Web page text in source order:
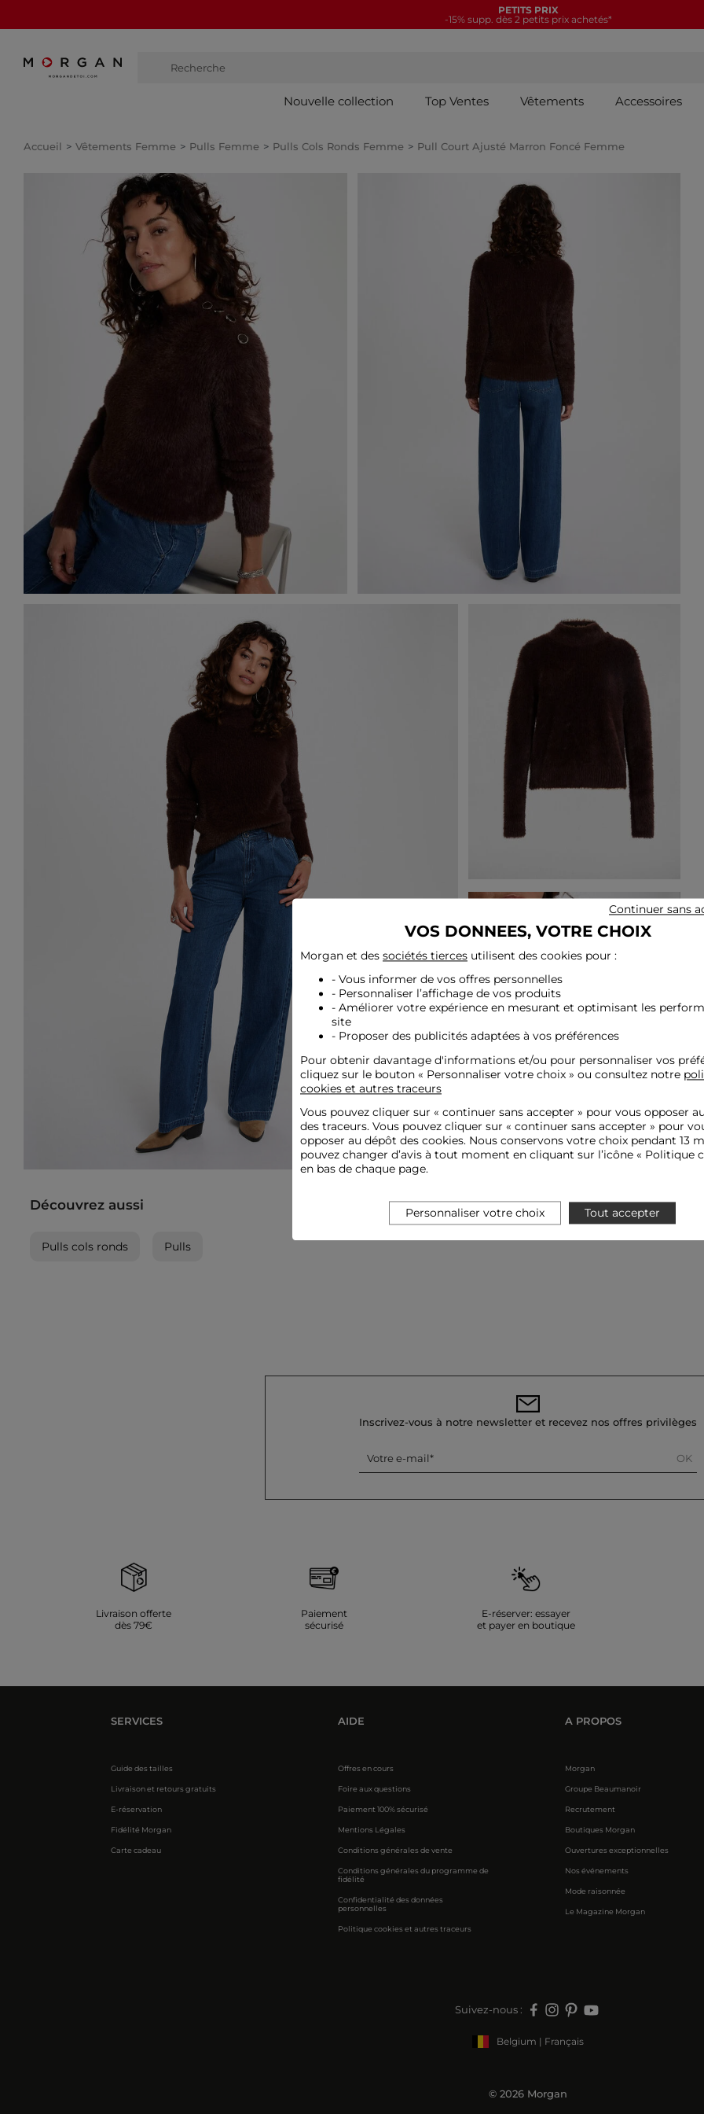
PETITS PRIX
-15% supp. dès 2 petits prix achetés*
Recherche
Nouvelle collection Top Ventes Vêtements Accessoires
Accueil Vêtements Femme Pulls Femme Pulls Cols Ronds Femme Pull Court Ajusté Marron Foncé Femme
Découvrez aussi
Pulls cols ronds Pulls
Inscrivez-vous à notre newsletter et recevez nos offres privilèges
Votre e-mail OK
Livraison offerte
dès 79€
Paiement
sécurisé
E-réserver: essayer
et payer en boutique
SERVICES
Guide des tailles
Livraison et retours gratuits
E-réservation
Fidélité Morgan
Carte cadeau
AIDE
Offres en cours
Foire aux questions
Paiement 100% sécurisé
Mentions Légales
Conditions générales de vente
Conditions générales du programme de
fidélité
Confidentialité des données
personnelles
Politique cookies et autres traceurs
A PROPOS
Morgan
Groupe Beaumanoir
Recrutement
Boutiques Morgan
Ouvertures exceptionnelles
Nos événements
Mode raisonnée
Le Magazine Morgan
Suivez-nous :
Belgium | Français
© 2026 Morgan
VOS DONNEES, VOTRE CHOIX
Morgan et des sociétés tierces utilisent des cookies pour :
- Vous informer de vos offres personnelles
- Personnaliser l’affichage de vos produits
- Améliorer votre expérience en mesurant et optimisant les
site
- Proposer des publicités adaptées à vos préférences
Pour obtenir davantage d'informations et/ou pour personnaliser vos
cliquez sur le bouton « Personnaliser votre choix » ou consultez notre
cookies et autres traceurs
Vous pouvez cliquer sur « continuer sans accepter » pour vous opposer
des traceurs. Vous pouvez cliquer sur « continuer sans accepter » pour
opposer au dépôt des cookies. Nous conservons votre choix pendant 13
pouvez changer d’avis à tout moment en cliquant sur l’icône « Politique
en bas de chaque page.
Personnaliser votre choix
Continuer sans
Tout accepter